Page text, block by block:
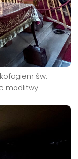
św.
modlitwy